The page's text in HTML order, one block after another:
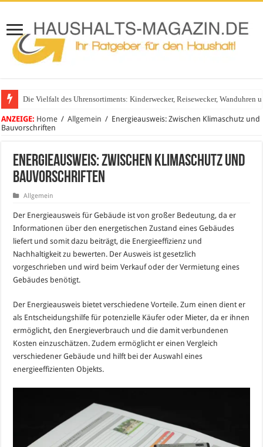
Die Vielfalt des Uhrensortiments: Kinderwecker, Reisewecker, Wanduhren
Glasgeländer in modernen Wohnhäusern
ANZEIGE: Home / Allgemein / Energieausweis: Zwischen Klimaschutz und
Bauvorschriften
Energieausweis: Zwischen Klimaschutz und
Bauvorschriften
Allgemein
Der Energieausweis für Gebäude ist von großer Bedeutung, da er
Informationen über den energetischen Zustand eines Gebäudes
liefert und somit dazu beiträgt, die Energieeffizienz und
Nachhaltigkeit zu bewerten. Der Ausweis ist gesetzlich
vorgeschrieben und wird beim Verkauf oder der Vermietung eines
Gebäudes benötigt.
Der Energieausweis bietet verschiedene Vorteile. Zum einen dient er
als Entscheidungshilfe für potenzielle Käufer oder Mieter, da er ihnen
ermöglicht, den Energieverbrauch und die damit verbundenen
Kosten einzuschätzen. Zudem ermöglicht er einen Vergleich
verschiedener Gebäude und hilft bei der Auswahl eines
energieeffizienten Objekts.